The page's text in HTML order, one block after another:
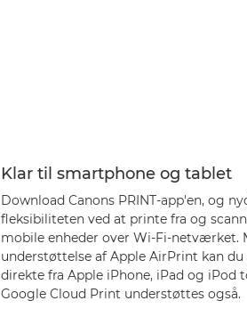
Klar til smartphone og tablet
Download Canons PRINT-app'en, og
fleksibiliteten ved at printe fra og
mobile enheder over Wi-Fi-netværket.
understøttelse af Apple AirPrint kan
direkte fra Apple iPhone, iPad og iPod
Google Cloud Print understøttes også.